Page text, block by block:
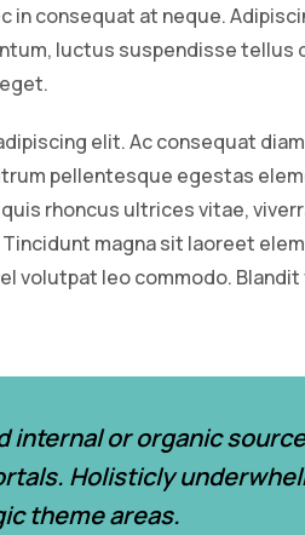
consequat at neque.
luctus suspendisse tellus
elit. Ac consequat
pellentesque egestas
rhoncus ultrices vitae,
magna sit laoreet
volutpat leo commodo.
or organic
Holisticly
theme areas.